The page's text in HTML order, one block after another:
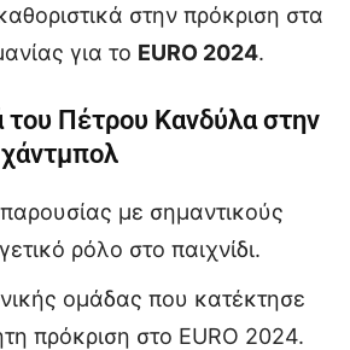
στην πρόκριση στα
για το EURO 2024.
Πέτρου Κανδύλα στην
με σημαντικούς
ρόλο στο παιχνίδι.
ομάδας που κατέκτησε
πρόκριση στο EURO 2024.